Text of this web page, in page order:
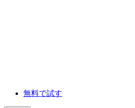
無料で試す